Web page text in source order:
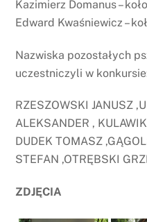
Kazimierz Domanus –
Edward Kwaśniewicz –
Nazwiska pozostałych
uczestniczyli w
RZESZOWSKI JANUSZ
ALEKSANDER ,
DUDEK TOMASZ
STEFAN ,OTRĘBSKI
ZDJĘCIA